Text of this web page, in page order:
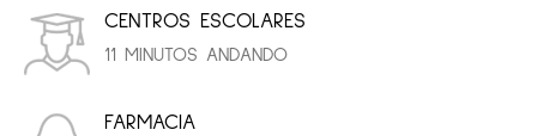
CENTROS ESCOLARES
11 MINUTOS ANDANDO
FARMACIA